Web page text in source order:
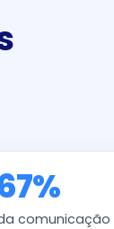
comunicação